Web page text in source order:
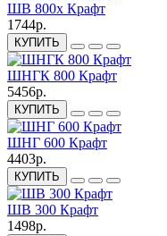
ШВ 800х Крафт
1744р.
КУПИТЬ
ШНГК 800 Крафт
5456р.
КУПИТЬ
ШНГ 600 Крафт
4403р.
КУПИТЬ
ШВ 300 Крафт
1498р.